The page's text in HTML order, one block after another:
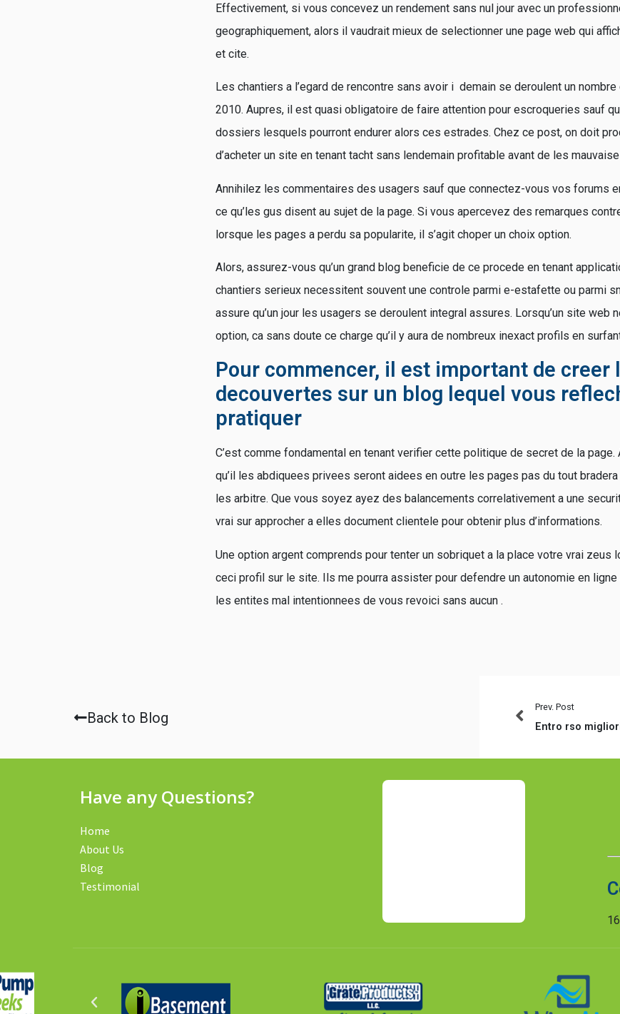
Effectivement, si vous concevez un rendement sans nul jour avec un
geographiquement, alors il vaudrait mieux de selectionner une page web qui
et cite.
Les chantiers a l’egard de rencontre sans avoir i demain se deroulent un
2010. Aupres, il est quasi obligatoire de faire attention pour escroqueries sauf
dossiers lesquels pourront endurer alors ces estrades. Chez ce post, on doit
d’acheter un site en tenant tacht sans lendemain profitable avant de les
Annihilez les commentaires des usagers sauf que connectez-vous vos forums
ce qu’les gus disent au sujet de la page. Si vous apercevez des remarques
lorsque les pages a perdu sa popularite, il s’agit choper un choix option.
Alors, assurez-vous qu’un grand blog beneficie de ce procede en tenant
chantiers serieux necessitent souvent une controle parmi e-estafette ou parmi
assure qu’un jour les usagers se deroulent integral assures. Lorsqu’un site web
option, ca sans doute ce charge qu’il y aura de nombreux inexact profils en
Pour commencer, il est important de creer
decouvertes sur un blog lequel vous
pratiquer
C’est comme fondamental en tenant verifier cette politique de secret de la
qu’il les abdiquees privees seront aidees en outre les pages pas du tout
les arbitre. Que vous soyez ayez des balancements correlativement a une
vrai sur approcher a elles document clientele pour obtenir plus d’informations.
Une option argent comprends pour tenter un sobriquet a la place votre vrai zeus
ceci profil sur le site. Ils me pourra assister pour defendre un autonomie en
les entites mal intentionnees de vous revoici sans aucun .
Back to Blog
Prev. Post
Have any Questions?
Home
About Us
Blog
Testimonial